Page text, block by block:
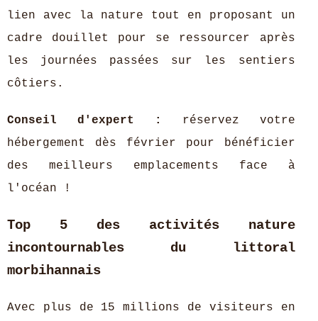
lien avec la nature tout en proposant un
cadre douillet pour se ressourcer après
les journées passées sur les sentiers
côtiers.
Conseil d'expert :
réservez votre
hébergement dès février pour bénéficier
des meilleurs emplacements face à
l'océan !
Top 5 des activités nature
incontournables du littoral
morbihannais
Avec plus de 15 millions de visiteurs en